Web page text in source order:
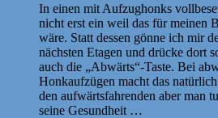
In einen mit Aufzughonks
nicht erst ein weil das für meinen
wäre. Statt dessen gönne ich mir
nächsten Etagen und drücke dort
auch die „Abwärts“-Taste. Bei
Honkaufzügen macht das
den aufwärtsfahrenden aber man
seine Gesundheit …